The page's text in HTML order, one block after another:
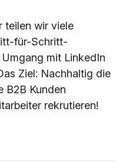
teilen wir viele
für-Schritt-
mit LinkedIn
Ziel: Nachhaltig die
B2B Kunden
rekrutieren!